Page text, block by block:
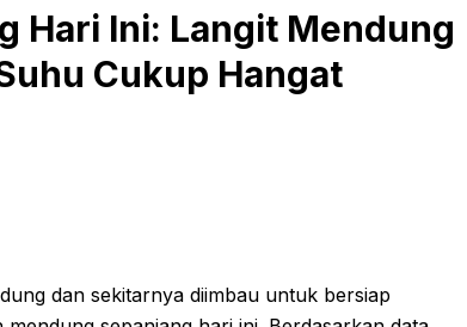
Hari Ini: Langit Mendung
Cukup Hangat
dan sekitarnya diimbau untuk bersiap